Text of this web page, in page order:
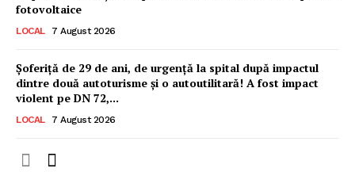
fotovoltaice
LOCAL 7 August 2026
Șoferiță de 29 de ani, de urgență la spital după impactul
dintre două autoturisme și o autoutilitară! A fost impact
violent pe DN 72,...
LOCAL 7 August 2026